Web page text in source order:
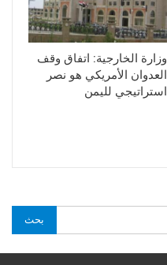
وزارة الخارجية: اتفاق وقف
العدوان الأمريكي هو نصر
استراتيجي لليمن